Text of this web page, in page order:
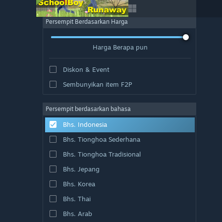
Persempit Berdasarkan Harga
Harga Berapa pun
Diskon & Event
Sembunyikan item F2P
Persempit berdasarkan bahasa
Bhs. Indonesia
Bhs. Tionghoa Sederhana
Bhs. Tionghoa Tradisional
Bhs. Jepang
Bhs. Korea
Bhs. Thai
Bhs. Arab